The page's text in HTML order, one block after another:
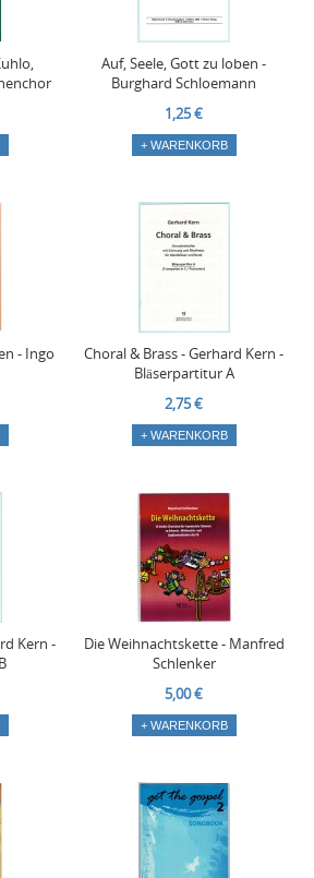
Auf, Seele, Gott zu loben -
Burghard Schloemann
1,25 €
+ WARENKORB
- Ingo
Choral & Brass - Gerhard Kern -
Bläserpartitur A
2,75 €
+ WARENKORB
Kern -
Die Weihnachtskette - Manfred
Schlenker
5,00 €
+ WARENKORB